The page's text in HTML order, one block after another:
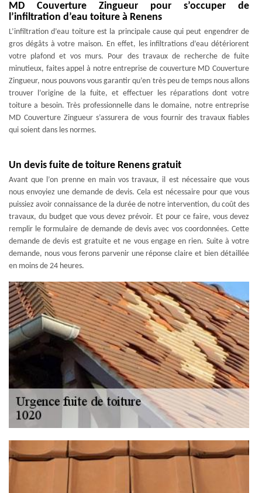
MD Couverture Zingueur pour s’occuper de
l’infiltration d’eau toiture à Renens
L’infiltration d’eau toiture est la principale cause qui peut engendrer de
gros dégâts à votre maison. En effet, les infiltrations d’eau détériorent
votre plafond et vos murs. Pour des travaux de recherche de fuite
minutieux, faites appel à notre entreprise de couverture MD Couverture
Zingueur, nous pouvons vous garantir qu’en très peu de temps nous allons
trouver l’origine de la fuite, et effectuer les réparations dont votre
toiture a besoin. Très professionnelle dans le domaine, notre entreprise
MD Couverture Zingueur s’assurera de vous fournir des travaux fiables
qui soient dans les normes.
Un devis fuite de toiture Renens gratuit
Avant que l’on prenne en main vos travaux, il est nécessaire que vous
nous envoyiez une demande de devis. Cela est nécessaire pour que vous
puissiez avoir connaissance de la durée de notre intervention, du coût des
travaux, du budget que vous devez prévoir. Et pour ce faire, vous devez
remplir le formulaire de demande de devis avec vos coordonnées. Cette
demande de devis est gratuite et ne vous engage en rien. Suite à votre
demande, nous vous ferons parvenir une réponse claire et bien détaillée
en moins de 24 heures.